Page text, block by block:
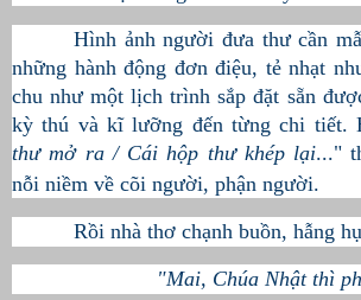
Hình ảnh người đưa thư cần
những hành động đơn điệu, tẻ nhạt
chu như một lịch trình sắp đặt sẵn
kỳ thú và kĩ lưỡng đến từng chi tiết.
thư mở ra / Cái hộp thư khép lại..."
nỗi niềm về cõi người, phận người.
Rồi nhà thơ chạnh buồn, hẫng
"Mai, Chúa Nhật thì